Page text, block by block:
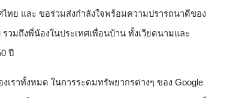
ไทย และ ขอร่วมส่งกำลังใจพร้อมความปรารถนาดีของ
มถึงพี่น้องในประเทศเพื่อนบ้าน ทั้งเวียดนามและ
ปี
เราทั้งหมด ในการระดมทรัพยากรต่างๆ ของ Google